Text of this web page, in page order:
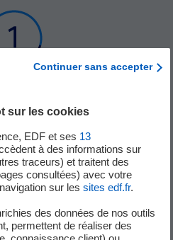
et technique du projet ainsi que
client.
Continuer sans accepter
sur les cookies
EDF et ses 13
à des informations sur
traceurs) et traitent des
consultées) avec votre
sur les sites edf.fr.
des données de nos outils
permettent de réaliser des